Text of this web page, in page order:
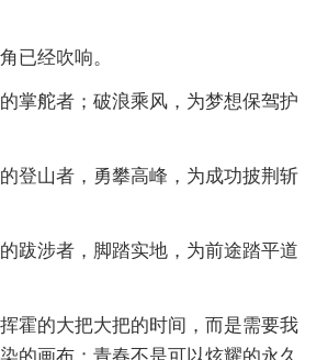
已经吹响。
掌舵者；破浪乘风，为梦想保驾护
登山者，勇攀高峰，为成功披荆斩
跋涉者，脚踏实地，为前途踏平道
霍的大把大把的时间，而是需要我